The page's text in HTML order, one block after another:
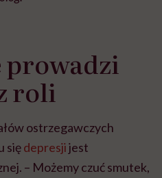
prowadzi
roli
ostrzegawczych
siędepresjijest
– Możemy czuć smutek,